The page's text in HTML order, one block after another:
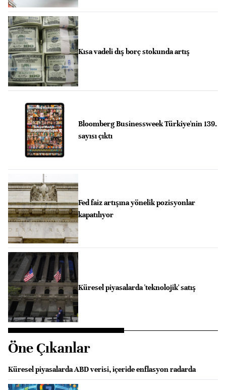
Kısa vadeli dış borç stokunda artış
Bloomberg Businessweek Türkiye'nin 139.
sayısı çıktı
Fed faiz artışına yönelik pozisyonlar
kapatılıyor
Küresel piyasalarda 'teknolojik' satış
Öne Çıkanlar
Küresel piyasalarda ABD verisi, içeride enflasyon radarda